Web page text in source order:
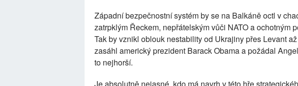
Západní bezpečnostní systém by se na Balkáně octl v
zatrpklým Řeckem, nepřátelským vůči NATO a ochotným
Tak by vznikl oblouk nestability od Ukrajiny přes Levant
zasáhl americký prezident Barack Obama a požádal
to nejhorší.